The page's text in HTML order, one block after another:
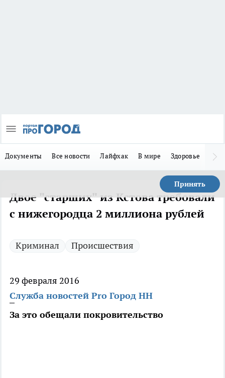
Документы Все новости Лайфхак В мире Здоровье
Принять
Двое "старших" из Кстова требовали
с нижегородца 2 миллиона рублей
Криминал Происшествия
29 февраля 2016
Служба новостей Pro Город НН
За это обещали покровительство